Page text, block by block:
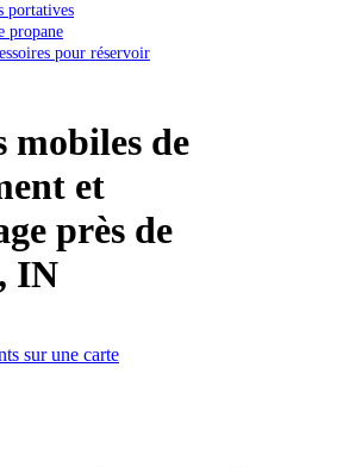
portatives
propane
pour réservoir
mobiles de
et
près de
IN
sur une carte